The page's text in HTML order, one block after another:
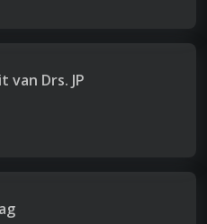
van Drs. JP